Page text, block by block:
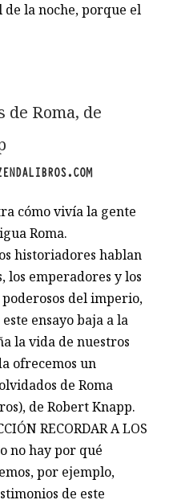
la noche, porque el
de Roma, de
cómo vivía la gente
Roma.
historiadores hablan
los emperadores y los
del imperio,
ensayo baja a la
la vida de nuestros
ofrecemos un
de Roma
de Robert Knapp.
RECORDAR A LOS
no hay por qué
por ejemplo,
de este